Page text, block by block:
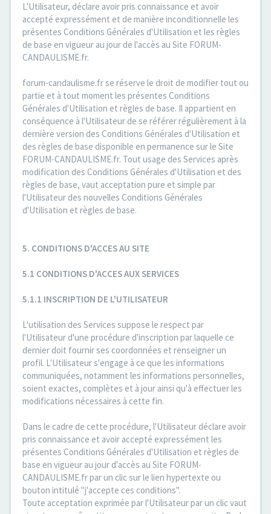
L'Utilisateur, déclare avoir pris connaissance et avoir
accepté expressément et de manière inconditionnelle les
présentes Conditions Générales d'Utilisation et les règles
de base en vigueur au jour de l'accès au Site FORUM-
CANDAULISME.fr.
forum-candaulisme.fr se réserve le droit de modifier tout ou
partie et à tout moment les présentes Conditions
Générales d'Utilisation et règles de base. Il appartient en
conséquence à l'Utilisateur de se référer régulièrement à la
dernière version des Conditions Générales d'Utilisation et
des règles de base disponible en permanence sur le Site
FORUM-CANDAULISME.fr. Tout usage des Services après
modification des Conditions Générales d'Utilisation et des
règles de base, vaut acceptation pure et simple par
l'Utilisateur des nouvelles Conditions Générales
d'Utilisation et règles de base.
5. CONDITIONS D'ACCES AU SITE
5.1 CONDITIONS D'ACCES AUX SERVICES
5.1.1 INSCRIPTION DE L'UTILISATEUR
L'utilisation des Services suppose le respect par
l'Utilisateur d'une procédure d'inscription par laquelle ce
dernier doit fournir ses coordonnées et renseigner un
profil. L'Utilisateur s'engage à ce que les informations
communiquées, notamment les informations personnelles,
soient exactes, complètes et à jour ainsi qu'à effectuer les
modifications nécessaires à cette fin.
Dans le cadre de cette procédure, l'Utilisateur déclare avoir
pris connaissance et avoir accepté expressément les
présentes Conditions Générales d'Utilisation et règles de
base en vigueur au jour d'accès au Site FORUM-
CANDAULISME.fr par un clic sur le lien hypertexte ou
bouton intitulé "j'accepte ces conditions".
Toute acceptation exprimée par l'Utilisateur par un clic vaut